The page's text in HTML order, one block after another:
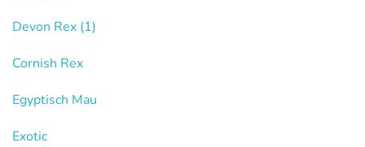
Devon Rex (1)
Cornish Rex
Egyptisch Mau
Exotic